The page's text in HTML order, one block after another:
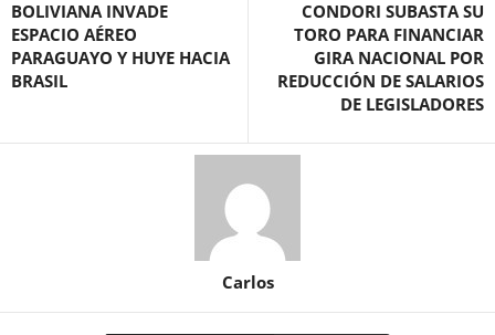
BOLIVIANA INVADE
ESPACIO AÉREO
PARAGUAYO Y HUYE HACIA
BRASIL
CONDORI SUBASTA SU
TORO PARA FINANCIAR
GIRA NACIONAL POR
REDUCCIÓN DE SALARIOS
DE LEGISLADORES
Carlos